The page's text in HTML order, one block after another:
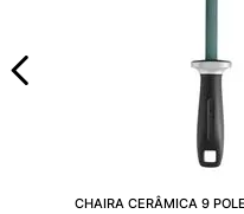
CHAIRA CERÂMICA 9